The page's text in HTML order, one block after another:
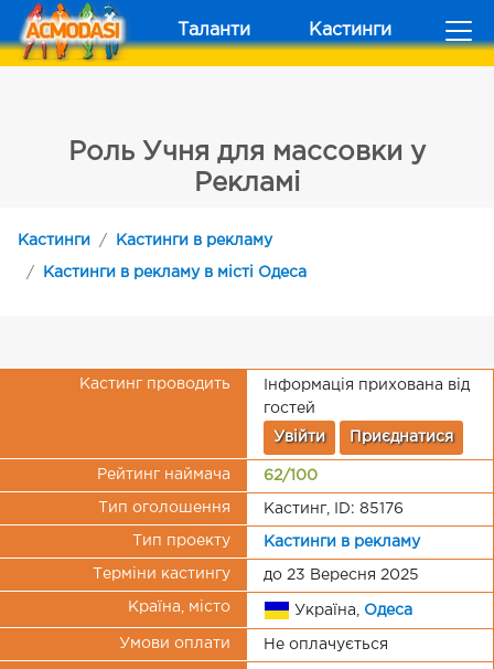
Таланти Кастинги
Роль Учня для массовки у
Рекламі
Кастинги Кастинги в рекламу
Кастинги в рекламу в місті Одеса
Кастинг проводить
Інформація прихована від
гостей
Увійти Приєднатися
Рейтинг наймача 62/100
Тип оголошення Кастинг, ID: 85176
Тип проекту Кастинги в рекламу
Терміни кастингу до 23 Вересня 2025
Країна, місто Україна, Одеса
Умови оплати Не оплачується